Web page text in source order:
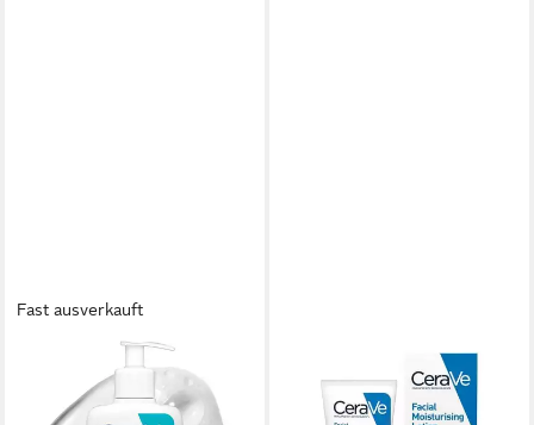
Fast ausverkauft
Gesichtspflege porentiefe
Reinigung Gel 236 ml, gegen
Gesichtspflege
Feuchtigkeitsspendende